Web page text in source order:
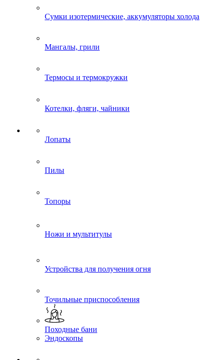
Сумки изотермические, аккумуляторы холода
Мангалы, грили
Термосы и термокружки
Котелки, фляги, чайники
Лопаты
Пилы
Топоры
Ножи и мультитулы
Устройства для получения огня
Точильные приспособления
Походные бани
Эндоскопы